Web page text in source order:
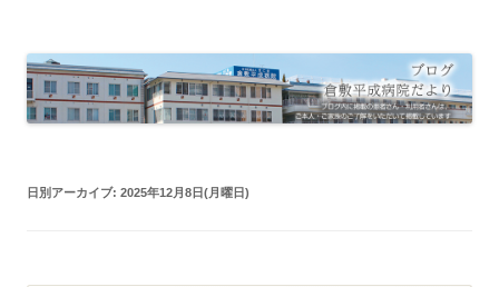
日別アーカイブ: 2025年12月8日(月曜日)